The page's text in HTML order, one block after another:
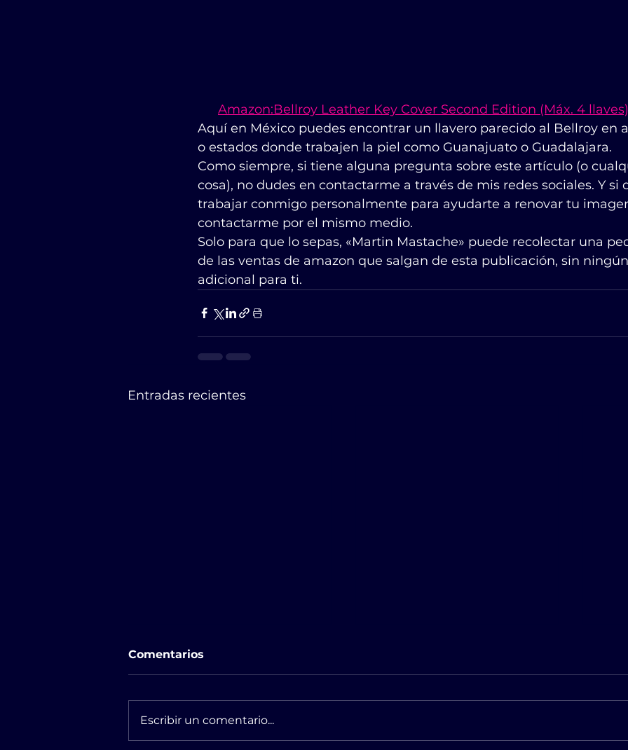
Amazon:Bellroy Leather Key Cover Second Edition (Máx. 4
Aquí en México puedes encontrar un llavero parecido al Bellroy en
o estados donde trabajen la piel como Guanajuato o Guadalajara.
Como siempre, si tiene alguna pregunta sobre este artículo (o
cosa), no dudes en contactarme a través de mis redes sociales. Y si
trabajar conmigo personalmente para ayudarte a renovar tu
contactarme por el mismo medio.
Solo para que lo sepas, «Martin Mastache» puede recolectar una
de las ventas de amazon que salgan de esta publicación, sin
adicional para ti.
Entradas recientes
Comentarios
Escribir un comentario...